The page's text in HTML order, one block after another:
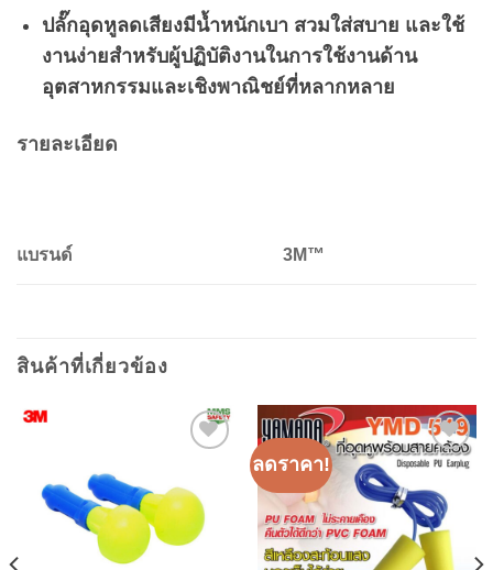
ปลั๊กอุดหูลดเสียงมีน้ำหนักเบา สวมใส่สบาย และใช้
งานง่ายสำหรับผู้ปฏิบัติงานในการใช้งานด้าน
อุตสาหกรรมและเชิงพาณิชย์ที่หลากหลาย
รายละเอียด
แบรนด์ 3M™
สินค้าที่เกี่ยวข้อง
wishlist
ลดราคา!
Add to